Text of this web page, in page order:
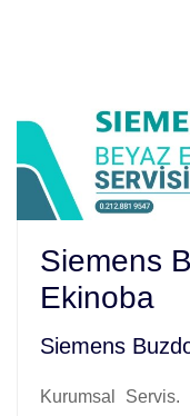
Siemens
Ekinoba
Siemens
Kurumsal